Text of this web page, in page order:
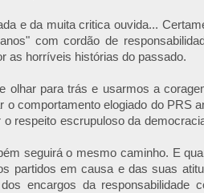
e da muita critica ouvida...
com cordão de
as horríveis histórias do passado.
olhar para trás e usarmos a
comportamento elogiado do PRS
respeito escrupuloso da
seguirá o mesmo caminho. E
partidos em causa e das suas
encargos da